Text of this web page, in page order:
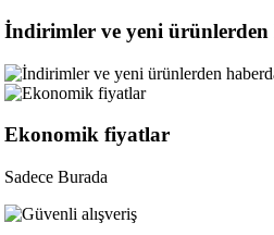
İndirimler ve yeni
Ekonomik fiyatlar
Sadece Burada